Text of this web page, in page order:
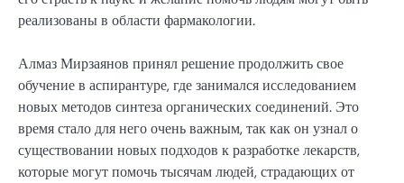
реализованы в области фармакологии.
Алмаз Мирзаянов принял решение продолжить свое
обучение в аспирантуре, где занимался исследованием
новых методов синтеза органических соединений. Это
время стало для него очень важным, так как он узнал о
существовании новых подходов к разработке лекарств,
которые могут помочь тысячам людей, страдающих от